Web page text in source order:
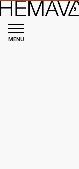
MENU
Hemavan Tärnaby PR-